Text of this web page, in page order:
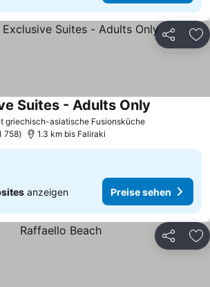
Teilen
griechisch-asiatische FusionsküchePreise sehen
Suites - Adults Only
758 1.3 km bis Faliraki
anzeigen Preise sehen
Teilen